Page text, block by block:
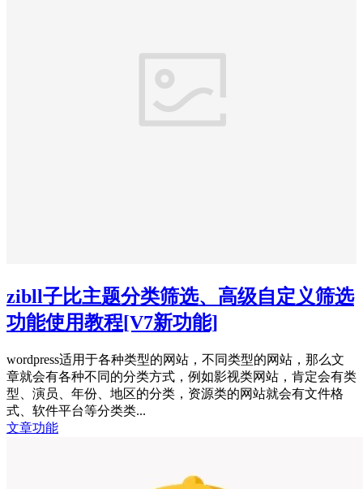
zibll子比主题分类筛选、高级自定义筛选
功能使用教程[V7新功能]
wordpress适用于各种类型的网站，不同类型的网站，那么文
章就会有各种不同的分类方式，例如影视类网站，肯定会有类
型、演员、年份、地区的分类，资源类的网站就会有文件格
式、软件平台等分类类...
文章功能